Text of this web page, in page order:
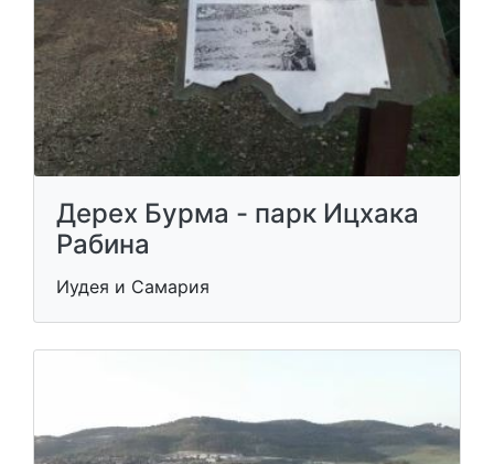
Дерех Бурма - парк Ицхака
Рабина
Иудея и Самария